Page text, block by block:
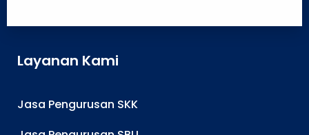
Layanan Kami
Jasa Pengurusan SKK